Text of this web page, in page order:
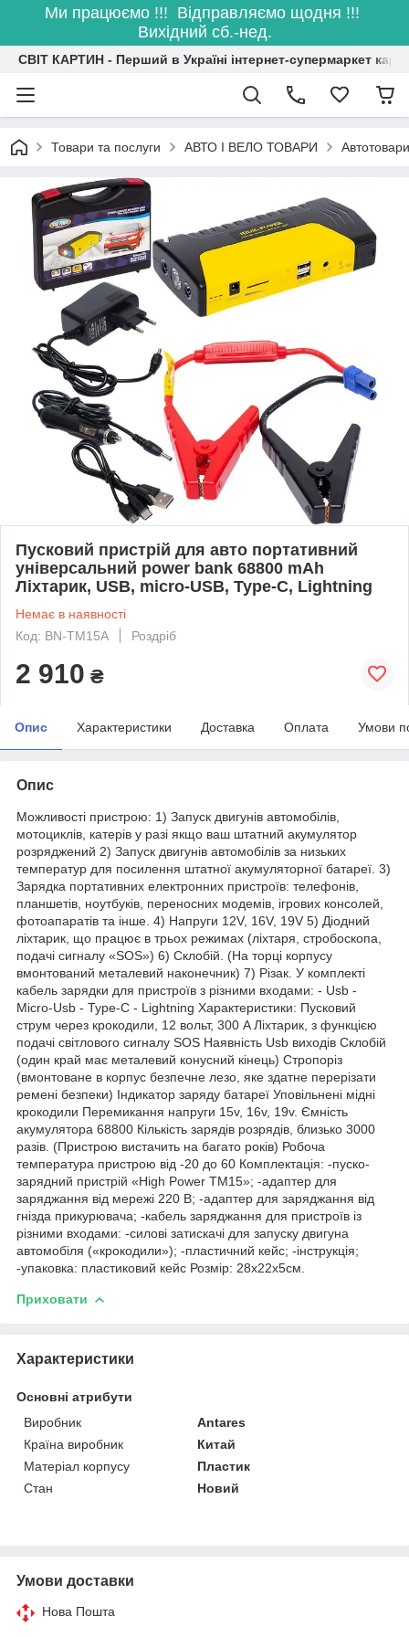
Ми працюємо !!! Відправляємо щодня !!!
Вихідний сб.-нед.
СВІТ КАРТИН - Перший в Україні інтернет-супермаркет
Товари та послуги АВТО І ВЕЛО ТОВАРИ
Пусковий пристрій для авто портативний
універсальний power bank 68800 mAh
Ліхтарик, USB, micro-USB, Type-C, Lightning
Немає в наявності
Код: BN-TM15A
Роздріб
2 910 ₴
Опис Характеристики Доставка Оплата Умови
Опис
Можливості пристрою: 1) Запуск двигунів автомобілів,
мотоциклів, катерів у разі якщо ваш штатний акумулятор
розряджений 2) Запуск двигунів автомобілів за низьких
температур для посилення штатної акумуляторної батареї. 3)
Зарядка портативних електронних пристроїв: телефонів,
планшетів, ноутбуків, переносних модемів, ігрових консолей,
фотоапаратів та інше. 4) Напруги 12V, 16V, 19V 5) Діодний
ліхтарик, що працює в трьох режимах (ліхтаря, стробоскопа,
подачі сигналу «SOS») 6) Склобій. (На торці корпусу
вмонтований металевий наконечник) 7) Різак. У комплекті
кабель зарядки для пристроїв з різними входами: - Usb -
Micro-Usb - Type-C - Lightning Характеристики: Пусковий
струм через крокодили, 12 вольт, 300 A Ліхтарик, з функцією
подачі світлового сигналу SOS Наявність Usb виходів Склобій
(один край має металевий конусний кінець) Стропоріз
(вмонтоване в корпус безпечне лезо, яке здатне перерізати
ремені безпеки) Індикатор заряду батареї Уповільнені мідні
крокодили Перемикання напруги 15v, 16v, 19v. Ємність
акумулятора 68800 Кількість зарядів розрядів, близько 3000
разів. (Пристрою вистачить на багато років) Робоча
температура пристрою від -20 до 60 Комплектація: -пуско-
зарядний пристрій «High Power TM15»; -адаптер для
заряджання від мережі 220 В; -адаптер для заряджання від
гнізда прикурювача; -кабель заряджання для пристроїв із
різними входами: -силові затискачі для запуску двигуна
автомобіля («крокодили»); -пластичний кейс; -інструкція;
-упаковка: пластиковий кейс Розмір: 28х22х5см.
Приховати
Характеристики
Основні атрибути
Виробник
Antares
Країна виробник
Китай
Матеріал корпусу
Пластик
Стан
Новий
Умови доставки
Нова Пошта